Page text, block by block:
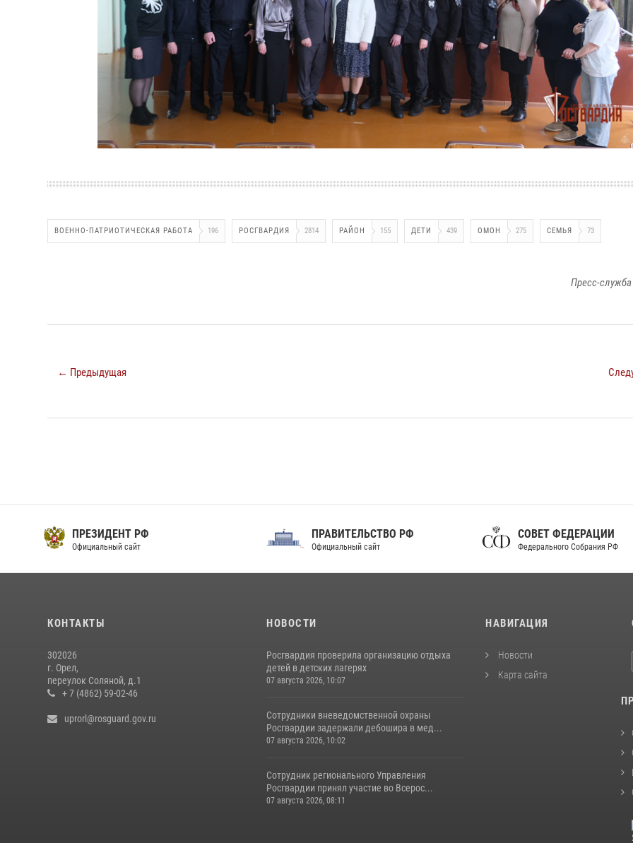
ВОЕННО-ПАТРИОТИЧЕСКАЯ РАБОТА 196 РОСГВАРДИЯ 2814 РАЙОН 155 ДЕТИ 439 ОМОН 275 СЕМЬЯ 73
Пресс-служба
← Предыдущая
ПРЕЗИДЕНТ РФ
Официальный сайт
ПРАВИТЕЛЬСТВО РФ
Официальный сайт
СОВЕТ ФЕДЕРАЦИИ
Федерального Собрания РФ
КОНТАКТЫ
302026
г. Орел,
переулок Соляной, д.1
+ 7 (4862) 59-02-46
uprorl@rosguard.gov.ru
НОВОСТИ
Росгвардия проверила организацию отдыха
детей в детских лагерях
07 августа 2026, 10:07
Сотрудники вневедомственной охраны
Росгвардии задержали дебошира в мед...
07 августа 2026, 10:02
Сотрудник регионального Управления
Росгвардии принял участие во Всерос...
07 августа 2026, 08:11
НАВИГАЦИЯ
Новости
Карта сайта